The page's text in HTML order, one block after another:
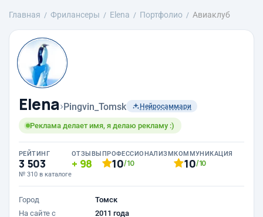
Главная Фрилансеры Elena Портфолио Авиаклуб
Elena›Pingvin_Tomsk Нейросаммари
Реклама делает имя, я делаю рекламу :)
РЕЙТИНГ
3 503
№ 310 в каталоге
ОТЗЫВЫ
98
ПРОФЕССИОНАЛИЗМ
10/10
КОММУНИКАЦИЯ
10/10
Город
Томск
На сайте с
2011 года